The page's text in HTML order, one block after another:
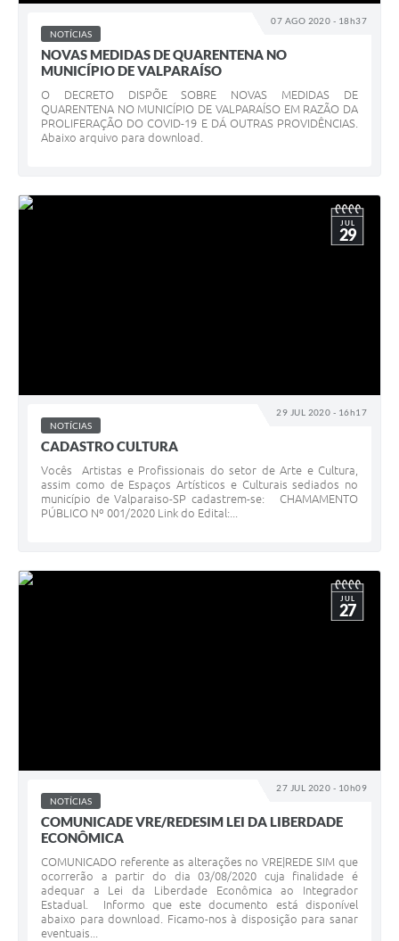
07 AGO 2020 - 18h37
NOTÍCIAS
NOVAS MEDIDAS DE QUARENTENA NO
MUNICÍPIO DE VALPARAÍSO
O DECRETO DISPÕE SOBRE NOVAS MEDIDAS DE
QUARENTENA NO MUNICÍPIO DE VALPARAÍSO EM RAZÃO DA
PROLIFERAÇÃO DO COVID-19 E DÁ OUTRAS PROVIDÊNCIAS.
Abaixo arquivo para download.
29 JUL 2020 - 16h17
JUL
29
NOTÍCIAS
CADASTRO CULTURA
Vocês Artistas e Profissionais do setor de Arte e Cultura,
assim como de Espaços Artísticos e Culturais sediados no
município de Valparaiso-SP cadastrem-se: CHAMAMENTO
PÚBLICO Nº 001/2020 Link do Edital:...
27 JUL 2020 - 10h09
JUL
27
NOTÍCIAS
COMUNICADE VRE/REDESIM LEI DA LIBERDADE
ECONÔMICA
COMUNICADO referente as alterações no VRE|REDE SIM que
ocorrerão a partir do dia 03/08/2020 cuja finalidade é
adequar a Lei da Liberdade Econômica ao Integrador
Estadual. Informo que este documento está disponível
abaixo para download. Ficamo-nos à disposição para sanar
eventuais...